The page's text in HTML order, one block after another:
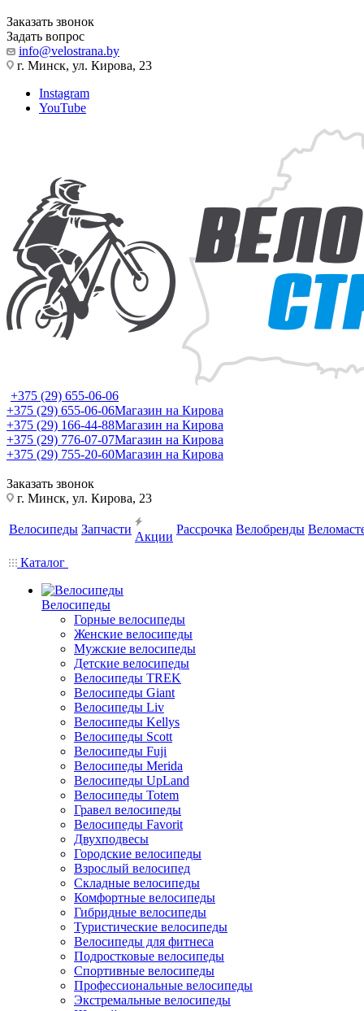
Заказать звонок
Задать вопрос
info@velostrana.by
г. Минск, ул. Кирова, 23
Instagram
YouTube
+375 (29) 655-06-06
+375 (29) 655-06-06Магазин на Кирова
+375 (29) 166-44-88Магазин на Кирова
+375 (29) 776-07-07Магазин на Кирова
+375 (29) 755-20-60Магазин на Кирова
Заказать звонок
г. Минск, ул. Кирова, 23
Велосипеды Запчасти
Акции
Рассрочка Велобренды
Каталог
Велосипеды
Горные велосипеды
Женские велосипеды
Мужские велосипеды
Детские велосипеды
Велосипеды TREK
Велосипеды Giant
Велосипеды Liv
Велосипеды Kellys
Велосипеды Scott
Велосипеды Fuji
Велосипеды Merida
Велосипеды UpLand
Велосипеды Totem
Гравел велосипеды
Велосипеды Favorit
Двухподвесы
Городские велосипеды
Взрослый велосипед
Складные велосипеды
Комфортные велосипеды
Гибридные велосипеды
Туристические велосипеды
Велосипеды для фитнеса
Подростковые велосипеды
Спортивные велосипеды
Профессиональные велосипеды
Экстремальные велосипеды